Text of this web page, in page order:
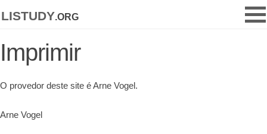
listudy.org
Imprimir
O provedor deste site é Arne Vogel.
Arne Vogel